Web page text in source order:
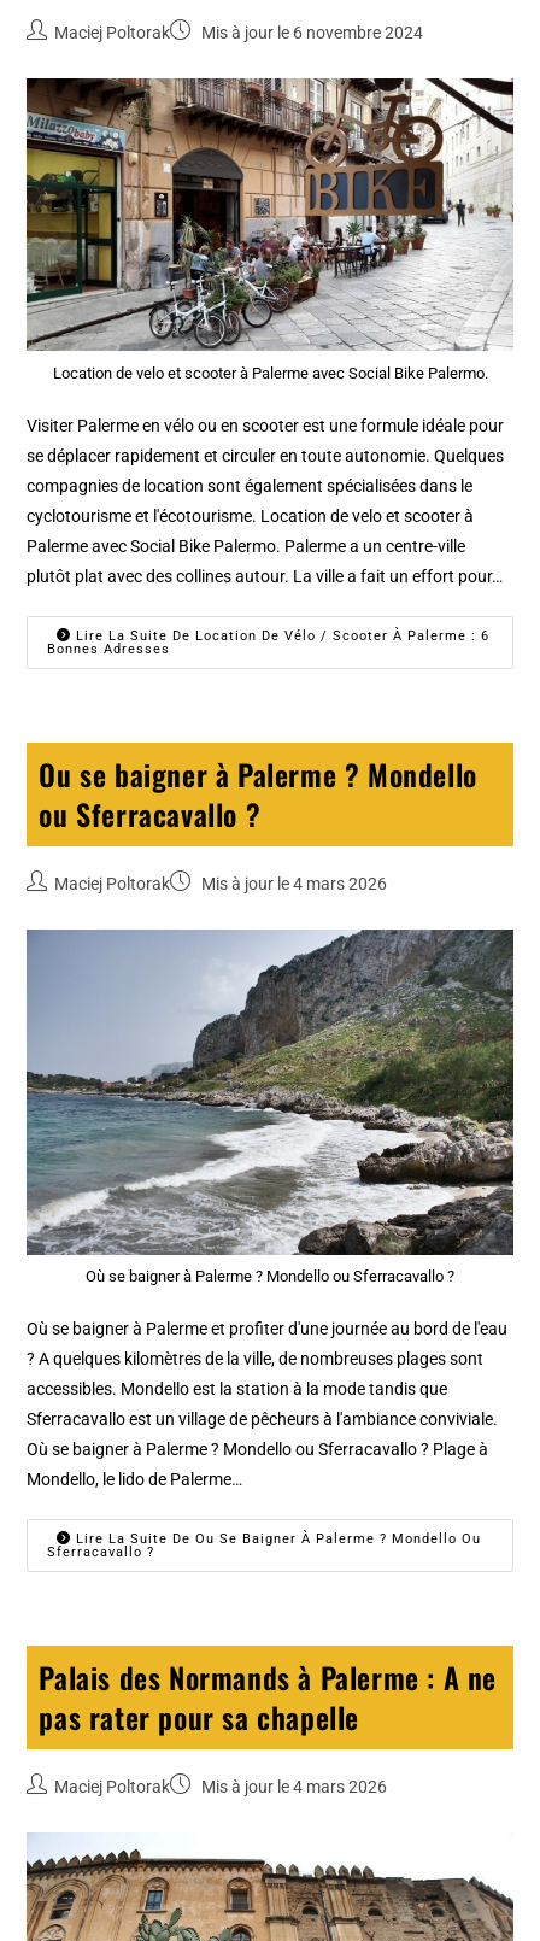
Maciej Poltorak Mis à jour le 6 novembre 2024
Location de velo et scooter à Palerme avec Social Bike Palermo.
Visiter Palerme en vélo ou en scooter est une formule idéale pour
se déplacer rapidement et circuler en toute autonomie. Quelques
compagnies de location sont également spécialisées dans le
cyclotourisme et l'écotourisme. Location de velo et scooter à
Palerme avec Social Bike Palermo. Palerme a un centre-ville
plutôt plat avec des collines autour. La ville a fait un effort pour…
Lire La Suite De Location De Vélo / Scooter À Palerme : 6
Bonnes Adresses
Ou se baigner à Palerme ? Mondello
ou Sferracavallo ?
Maciej Poltorak Mis à jour le 4 mars 2026
Où se baigner à Palerme ? Mondello ou Sferracavallo ?
Où se baigner à Palerme et profiter d'une journée au bord de l'eau
? A quelques kilomètres de la ville, de nombreuses plages sont
accessibles. Mondello est la station à la mode tandis que
Sferracavallo est un village de pêcheurs à l'ambiance conviviale.
Où se baigner à Palerme ? Mondello ou Sferracavallo ? Plage à
Mondello, le lido de Palerme…
Lire La Suite De Ou Se Baigner À Palerme ? Mondello Ou
Sferracavallo ?
Palais des Normands à Palerme : A ne
pas rater pour sa chapelle
Maciej Poltorak Mis à jour le 4 mars 2026